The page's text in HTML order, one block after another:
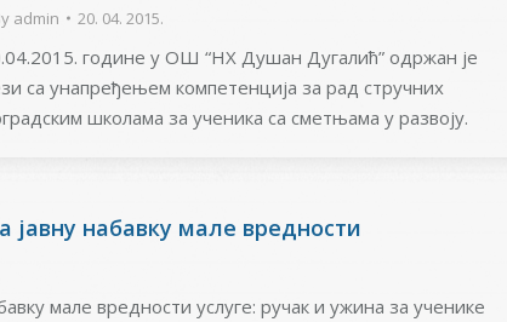
admin 20. 04. 2015.
године у ОШ “НХ Душан Дугалић” одржан је
са унапређењем компетенција за рад стручних
школама за ученика са сметњама у развоју.
набавку мале вредности
мале вредности услуге: ручак и ужина за ученике